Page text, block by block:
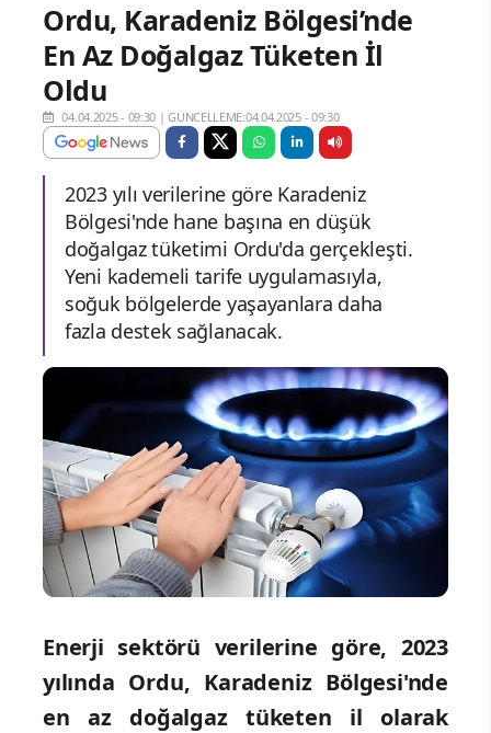
Ordu, Karadeniz Bölgesi’nde
En Az Doğalgaz Tüketen İl
Oldu
04.04.2025 - 09:30 |GÜNCELLEME:04.04.2025 - 09:30
2023 yılı verilerine göre Karadeniz
Bölgesi'nde hane başına en düşük
doğalgaz tüketimi Ordu'da gerçekleşti.
Yeni kademeli tarife uygulamasıyla,
soğuk bölgelerde yaşayanlara daha
fazla destek sağlanacak.
Enerji sektörü verilerine göre, 2023
yılında Ordu, Karadeniz Bölgesi'nde
en az doğalgaz tüketen il olarak